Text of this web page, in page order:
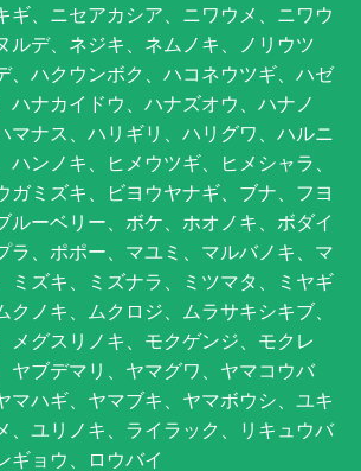
ギ、ニセアカシア、ニワウメ、ニワウ
ルデ、ネジキ、ネムノキ、ノリウツ
、ハクウンボク、ハコネウツギ、ハゼ
ハナカイドウ、ハナズオウ、ハナノ
マナス、ハリギリ、ハリグワ、ハルニ
ハンノキ、ヒメウツギ、ヒメシャラ、
ガミズキ、ビヨウヤナギ、ブナ、フヨ
ルーベリー、ボケ、ホオノキ、ボダイ
ラ、ポポー、マユミ、マルバノキ、マ
ミズキ、ミズナラ、ミツマタ、ミヤギ
クノキ、ムクロジ、ムラサキシキブ、
メグスリノキ、モクゲンジ、モクレ
ヤブデマリ、ヤマグワ、ヤマコウバ
マハギ、ヤマブキ、ヤマボウシ、ユキ
、ユリノキ、ライラック、リキュウバ
ギョウ、ロウバイ